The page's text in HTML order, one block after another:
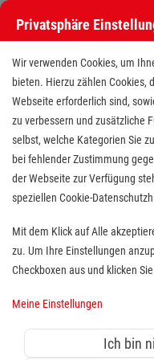
willkommen. Jeder
Privatsphäre
Wir verwenden Cookies, um
bieten. Hierzu zählen Cookies,
Webseite erforderlich sind,
zu verbessern und zusätzliche
selbst, welche Kategorien Sie
bei fehlender Zustimmung
der Webseite zur Verfügung
speziellen Cookie-
Mit dem Klick auf Alle
zu. Um Ihre Einstellungen
Checkboxen aus und klicken
Meine Einstellungen
Ich bin